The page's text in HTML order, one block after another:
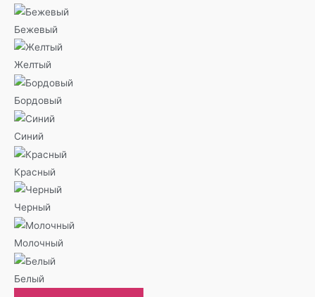
Бежевый
Желтый
Бордовый
Синий
Красный
Черный
Молочный
Белый